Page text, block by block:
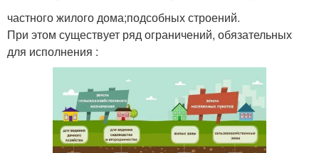
частного жилого дома;подсобных строений.
При этом существует ряд ограничений, обязательных
для исполнения :